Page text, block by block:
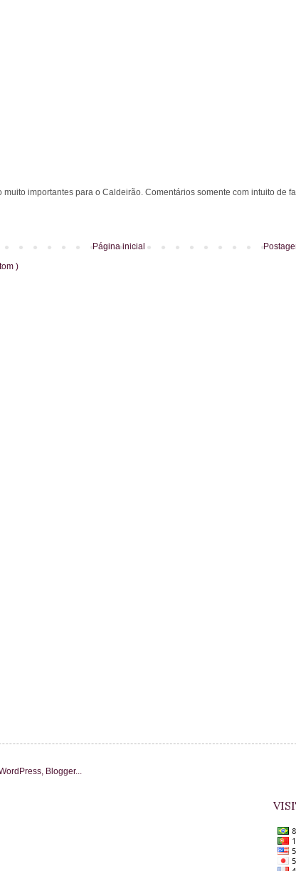
muito importantes para o Caldeirão. Comentários somente com intuito de
Página inicial
)